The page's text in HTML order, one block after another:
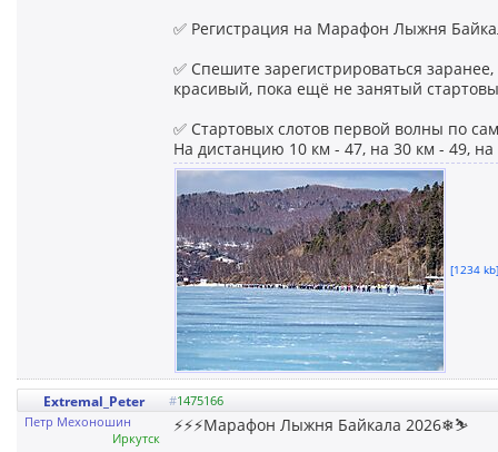
✅ Регистрация на Марафон Лыжня
✅ Спешите зарегистрироваться
красивый, пока ещё не занятый
✅ Стартовых слотов первой волны по
На дистанцию 10 км - 47, на 30 км - 49,
[1234
Extremal_Peter #1475166
Петр Мехоношин
Иркутск
⚡️⚡️⚡️Марафон Лыжня Байкала 2026❄⛷